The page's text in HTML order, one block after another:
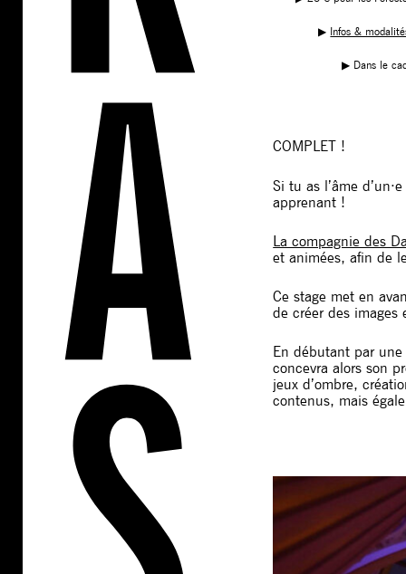
▶︎ Infos &
▶︎ Dans le
COMPLET !
Si tu as l’âme
apprenant !
La compagnie des
et animées, afin de
Ce stage met en
de créer des images
En débutant par
concevra alors son
jeux d’ombre,
contenus, mais